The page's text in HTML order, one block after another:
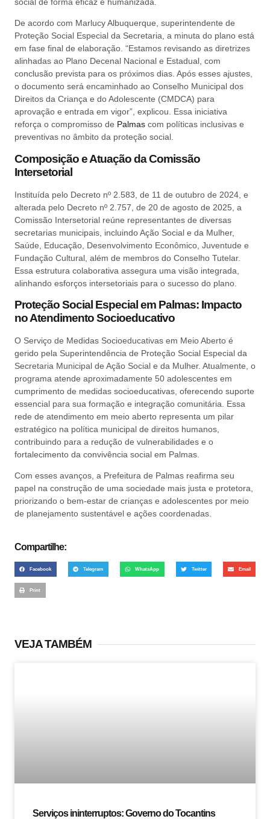
De acordo com Marlucy Albuquerque, superintendente de
Proteção Social Especial da Secretaria, a minuta do plano está
em fase final de elaboração. “Estamos revisando as diretrizes
alinhadas ao Plano Decenal Nacional e Estadual, com
conclusão prevista para os próximos dias. Após esses ajustes,
o documento será encaminhado ao Conselho Municipal dos
Direitos da Criança e do Adolescente (CMDCA) para
aprovação e entrada em vigor”, explicou. Essa iniciativa
reforça o compromisso de Palmas com políticas inclusivas e
preventivas no âmbito da proteção social.
Composição e Atuação da Comissão
Intersetorial
Instituída pelo Decreto nº 2.583, de 11 de outubro de 2024, e
alterada pelo Decreto nº 2.757, de 20 de agosto de 2025, a
Comissão Intersetorial reúne representantes de diversas
secretarias municipais, incluindo Ação Social e da Mulher,
Saúde, Educação, Desenvolvimento Econômico, Juventude e
Fundação Cultural, além de membros do Conselho Tutelar.
Essa estrutura colaborativa assegura uma visão integrada,
alinhando esforços intersetoriais para o sucesso do plano.
Proteção Social Especial em Palmas: Impacto
no Atendimento Socioeducativo
O Serviço de Medidas Socioeducativas em Meio Aberto é
gerido pela Superintendência de Proteção Social Especial da
Secretaria Municipal de Ação Social e da Mulher. Atualmente, o
programa atende aproximadamente 50 adolescentes em
cumprimento de medidas socioeducativas, oferecendo suporte
essencial para sua formação e integração comunitária. Essa
rede de atendimento em meio aberto representa um pilar
estratégico na política municipal de direitos humanos,
contribuindo para a redução de vulnerabilidades e o
fortalecimento da convivência social em Palmas.
Com esses avanços, a Prefeitura de Palmas reafirma seu
papel na construção de uma sociedade mais justa e protetora,
priorizando o bem-estar de crianças e adolescentes por meio
de planejamento sustentável e ações coordenadas.
Compartilhe:
Facebook Telegram WhatsApp Twitter Email
Print
VEJA TAMBÉM
Serviços ininterruptos: Governo do Tocantins